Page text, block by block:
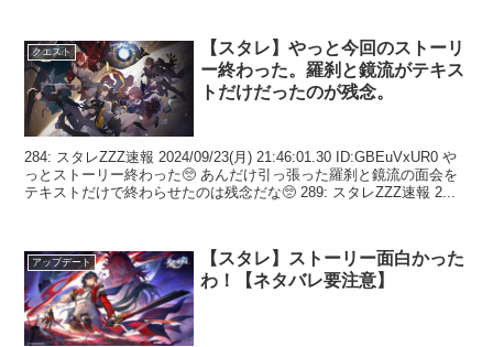
クエスト
【スタレ】やっと今回のストーリ
ー終わった。羅刹と鏡流がテキス
トだけだったのが残念。
284: スタレZZZ速報 2024/09/23(月) 21:46:01.30 ID:GBEuVxUR0 や
っとストーリー終わった🥺 あんだけ引っ張った羅刹と鏡流の面会を
テキストだけで終わらせたのは残念だな🥺 289: スタレZZZ速報 2...
アップデート
【スタレ】ストーリー面白かった
わ！【ネタバレ要注意】